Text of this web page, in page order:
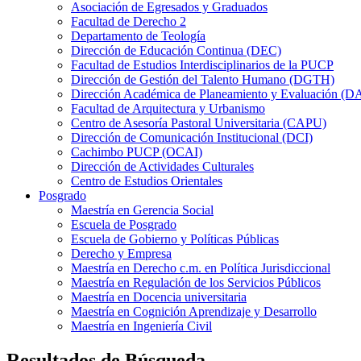
Asociación de Egresados y Graduados
Facultad de Derecho 2
Departamento de Teología
Dirección de Educación Continua (DEC)
Facultad de Estudios Interdisciplinarios de la PUCP
Dirección de Gestión del Talento Humano (DGTH)
Dirección Académica de Planeamiento y Evaluación
Facultad de Arquitectura y Urbanismo
Centro de Asesoría Pastoral Universitaria (CAPU)
Dirección de Comunicación Institucional (DCI)
Cachimbo PUCP (OCAI)
Dirección de Actividades Culturales
Centro de Estudios Orientales
Posgrado
Maestría en Gerencia Social
Escuela de Posgrado
Escuela de Gobierno y Políticas Públicas
Derecho y Empresa
Maestría en Derecho c.m. en Política Jurisdiccional
Maestría en Regulación de los Servicios Públicos
Maestría en Docencia universitaria
Maestría en Cognición Aprendizaje y Desarrollo
Maestría en Ingeniería Civil